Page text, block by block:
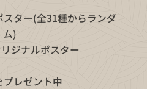
ター(全31種からランダ
ム)
ジナルポスター
レゼント中🎁